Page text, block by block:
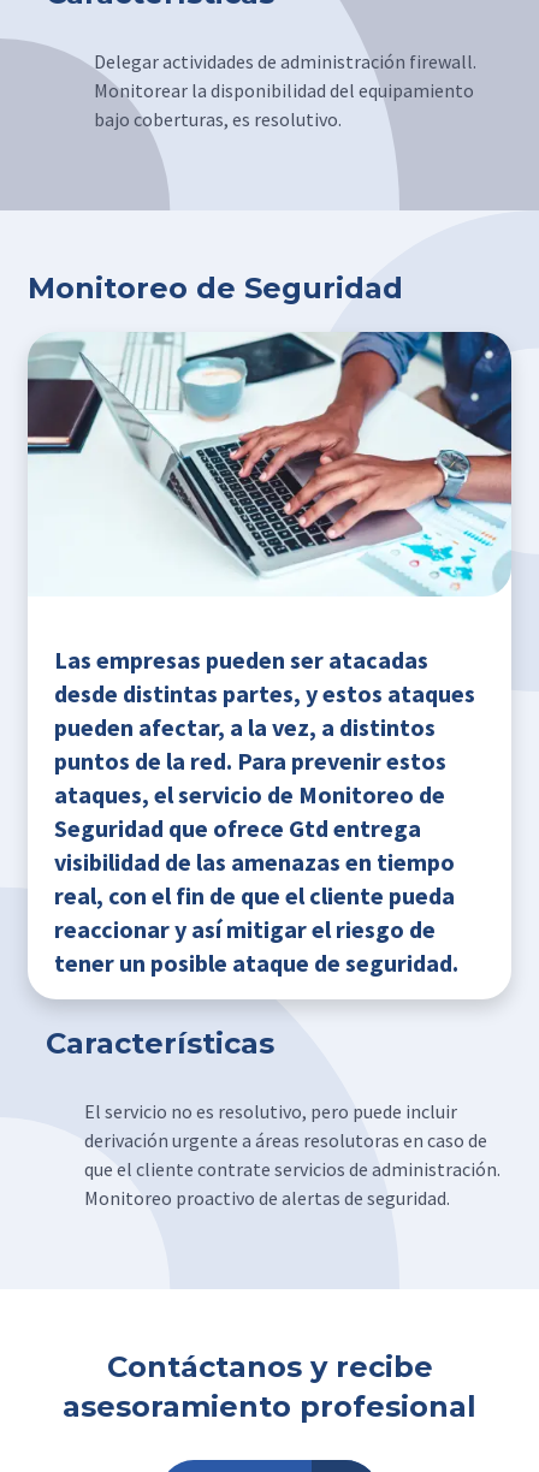
Delegar actividades de administración firewall.
Monitorear la disponibilidad del equipamiento
bajo coberturas, es resolutivo.
Monitoreo de Seguridad
Las empresas pueden ser atacadas
desde distintas partes, y estos ataques
pueden afectar, a la vez, a distintos
puntos de la red. Para prevenir estos
ataques, el servicio de Monitoreo de
Seguridad que ofrece Gtd entrega
visibilidad de las amenazas en tiempo
real, con el fin de que el cliente pueda
reaccionar y así mitigar el riesgo de
tener un posible ataque de seguridad.
Características
El servicio no es resolutivo, pero puede incluir
derivación urgente a áreas resolutoras en caso de
que el cliente contrate servicios de administración.
Monitoreo proactivo de alertas de seguridad.
Contáctanos y recibe
asesoramiento profesional